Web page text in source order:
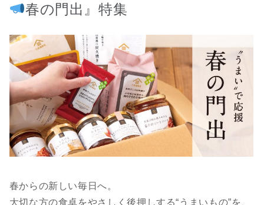
春の門出』特集
春からの新しい毎日へ。
大切な方の食卓をやさしく後押しする“うまいもの”を、